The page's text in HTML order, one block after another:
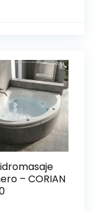
– CORIAN